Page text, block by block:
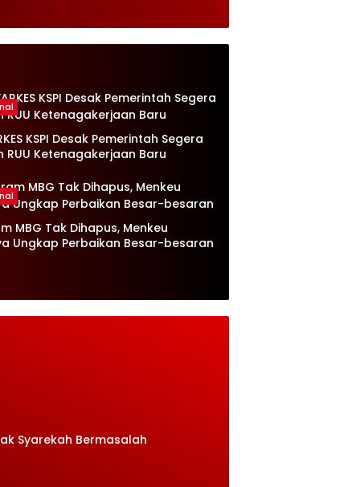
KSPI Desak Pemerintah Segera
RUU Ketenagakerjaan Baru
MBG Tak Dihapus, Menkeu
Ungkap Perbaikan Besar-besaran
Syarekah Bermasalah